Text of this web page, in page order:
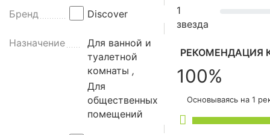
к
й
Бренд Discover
Назначение
Для ванной и
туалетной
комнаты ,
Для
общественных
помещений
1
звезда
РЕКОМЕНДАЦИЯ
100%
Основываясь на 1